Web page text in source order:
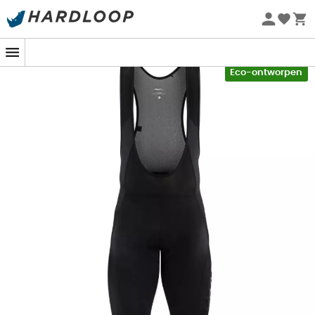
Zomeraanbiedingen 🔥 -5% EXTRA vanaf 2 producten* met
Eco-ontworpen
fietsbroek voor heren
, ideaal om je te vergezellen
wanneer je door de landschappen van Beaufortain,
Aravis of Mercantour fietst. De
stof van
en de zeem zorgen voor optimaal comfort, terwijl de stof
beschermt tegen UV-stralen.
Materialen: 78% gerecycled polyamide - 22%
Comfortabele en duurzame fietsbroek met
ergonomische constructie
Lycra Sport®Energy-stof met vierweg stretch